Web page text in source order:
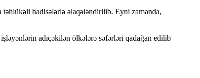
təhlükəli hadisələrlə əlaqələndirilib. Eyni zamanda,
adıçəkilən ölkələrə səfərləri qadağan edilib